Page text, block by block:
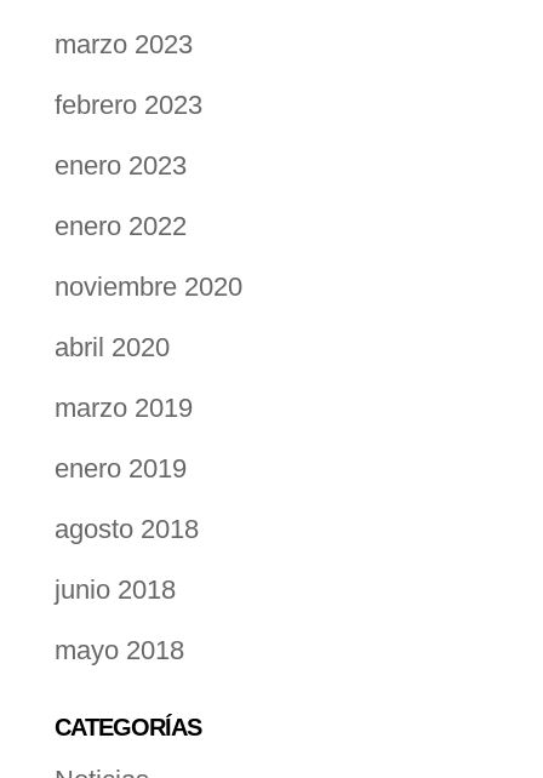
marzo 2023
febrero 2023
enero 2023
enero 2022
noviembre 2020
abril 2020
marzo 2019
enero 2019
agosto 2018
junio 2018
mayo 2018
CATEGORÍAS